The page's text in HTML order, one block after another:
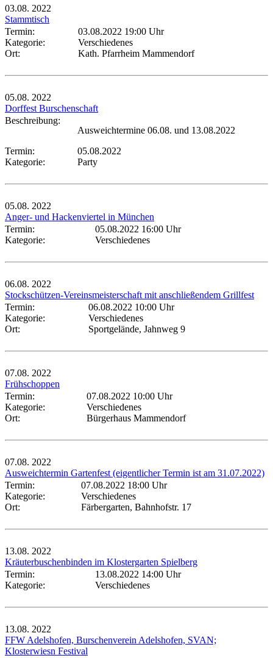
03.08. 2022
Stammtisch
Termin:
03.08.2022 19:00 Uhr
Kategorie:
Verschiedenes
Ort:
Kath. Pfarrheim Mammendorf
05.08. 2022
Dorffest Burschenschaft
Beschreibung:
Ausweichtermine 06.08. und 13.08.2022
Termin:
05.08.2022
Kategorie:
Party
05.08. 2022
Anger- und Hackenviertel in München
Termin:
05.08.2022 16:00 Uhr
Kategorie:
Verschiedenes
06.08. 2022
Stockschützen-Vereinsmeisterschaft mit anschließendem Grillfest
Termin:
06.08.2022 10:00 Uhr
Kategorie:
Verschiedenes
Ort:
Sportgelände, Jahnweg 9
07.08. 2022
Frühschoppen
Termin:
07.08.2022 10:00 Uhr
Kategorie:
Verschiedenes
Ort:
Bürgerhaus Mammendorf
07.08. 2022
Ausweichtermin Gartenfest (eigentlicher Termin ist am 31.07.2022)
Termin:
07.08.2022 18:00 Uhr
Kategorie:
Verschiedenes
Ort:
Färbergarten, Bahnhofstr. 17
13.08. 2022
Kräuterbuschenbinden im Klostergarten Spielberg
Termin:
13.08.2022 14:00 Uhr
Kategorie:
Verschiedenes
13.08. 2022
FFW Adelshofen, Burschenverein Adelshofen, SVAN;
Klosterwiesn Festival